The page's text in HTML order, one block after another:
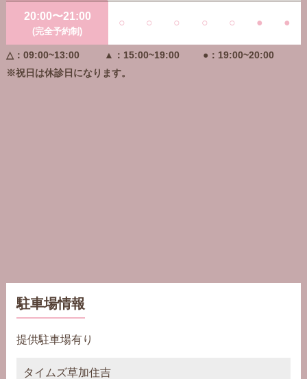
20:00〜21:00
(完全予約制)
○ ○ ○ ○ ○ ● ●
△：09:00~13:00 ▲：15:00~19:00
●：19:00~20:00
※祝日は休診日になります。
駐車場情報
提供駐車場有り
タイムズ草加住吉